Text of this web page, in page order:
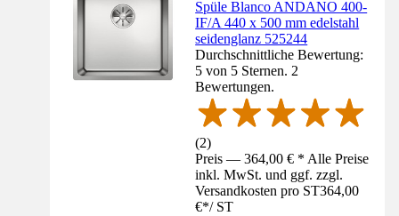
Spüle Blanco ANDANO 400-
IF/A 440 x 500 mm edelstahl
seidenglanz 525244
Durchschnittliche Bewertung:
5 von 5 Sternen. 2
Bewertungen.
(2)
Preis — 364,00 € * Alle Preise
inkl. MwSt. und ggf. zzgl.
Versandkosten pro ST364,00
€*/ ST